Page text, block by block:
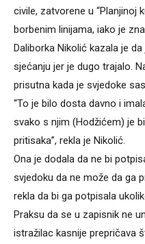
civile, zatvorene u “Planjinoj
borbenim linijama, iako je
Daliborka Nikolić kazala je
sjećanju jer je dugo trajalo.
prisutna kada je svjedoke
“To je bilo dosta davno i
svako s njim (Hodžićem) je
pritisaka”, rekla je Nikolić.
Ona je dodala da ne bi
svjedoku da ne može da ga
rekla da bi ga potpisala
Praksu da se u zapisnik ne
istražilac kasnije prepričava